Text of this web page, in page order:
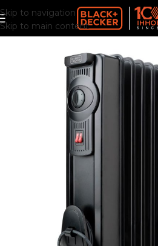
Skip to navigation
Skip to main content